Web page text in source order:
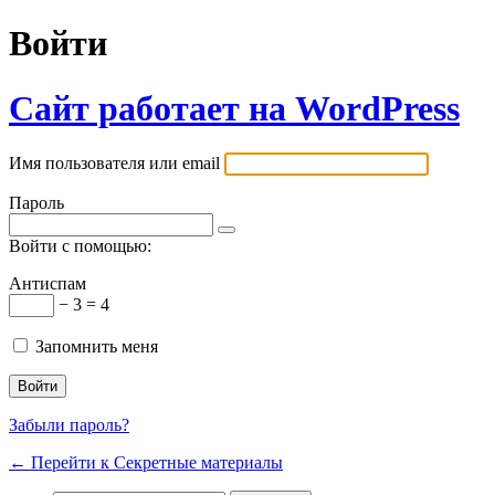
Войти
Сайт работает на WordPress
Имя пользователя или email
Пароль
Войти с помощью:
Антиспам
− 3 = 4
Запомнить меня
Забыли пароль?
← Перейти к Секретные материалы